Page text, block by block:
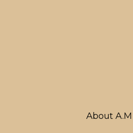
About A.M